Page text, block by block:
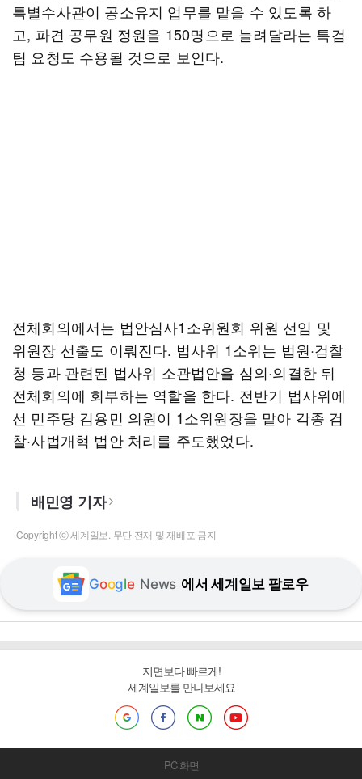
특별수사관이 공소유지 업무를 맡을 수 있도록 하
고, 파견 공무원 정원을 150명으로 늘려달라는 특검
팀 요청도 수용될 것으로 보인다.
전체회의에서는 법안심사1소위원회 위원 선임 및
위원장 선출도 이뤄진다. 법사위 1소위는 법원·검찰
청 등과 관련된 법사위 소관법안을 심의·의결한 뒤
전체회의에 회부하는 역할을 한다. 전반기 법사위에
선 민주당 김용민 의원이 1소위원장을 맡아 각종 검
찰·사법개혁 법안 처리를 주도했었다.
배민영 기자
Copyright ⓒ 세계일보. 무단 전재 및 재배포 금지
Google News 에서 세계일보 팔로우
지면보다 빠르게!
세계일보를 만나보세요
PC 화면